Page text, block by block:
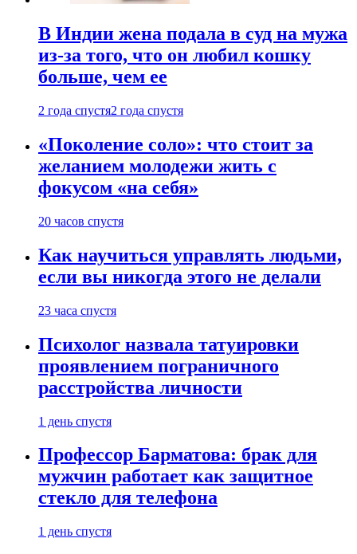
В Индии жена подала в суд на мужа
из-за того, что он любил кошку
больше, чем ее
2 года спустя2 года спустя
«Поколение соло»: что стоит за
желанием молодежи жить с
фокусом «на себя»
20 часов спустя
Как научиться управлять людьми,
если вы никогда этого не делали
23 часа спустя
Психолог назвала татуировки
проявлением пограничного
расстройства личности
1 день спустя
Профессор Барматова: брак для
мужчин работает как защитное
стекло для телефона
1 день спустя